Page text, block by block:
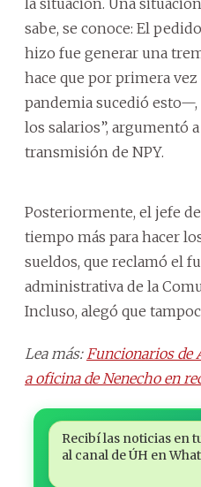
sabe, se conoce: El
hizo fue generar una
hace que por primera
pandemia sucedió esto—,
los salarios”, argumentó
transmisión de NPY.
Posteriormente, el jefe
tiempo más para hacer
sueldos, que reclamó el
administrativa de la
Incluso, alegó que
Lea más: Funcionarios de
a oficina de Nenecho en
Recibí las noticias en
al canal de ÚH en